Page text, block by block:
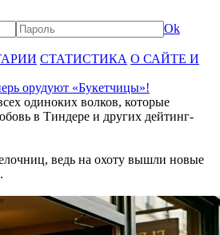
Ok
СТАТИСТИКА О САЙТЕ И
орудуют «Букетчицы»!
одиноких волков, которые
в Тиндере и других дейтинг-
ведь на охоту вышли новые